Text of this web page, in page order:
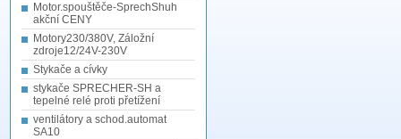
Motor.spouštěče-SprechShuh
akční CENY
Motory230/380V, Záložní
zdroje12/24V-230V
Stykače a cívky
stykače SPRECHER-SH a
tepelné relé proti přetížení
ventilátory a schod.automat
SA10